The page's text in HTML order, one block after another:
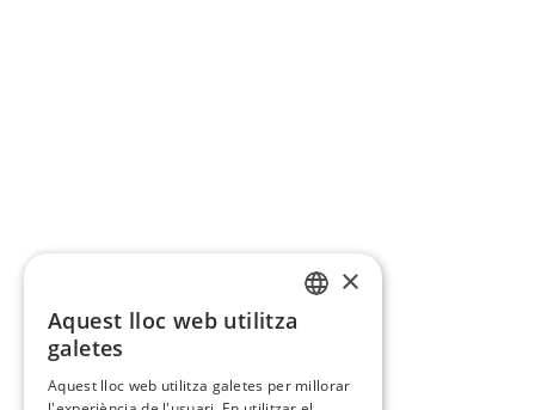
×
Aquest lloc web utilitza
galetes
Aquest lloc web utilitza galetes per millorar